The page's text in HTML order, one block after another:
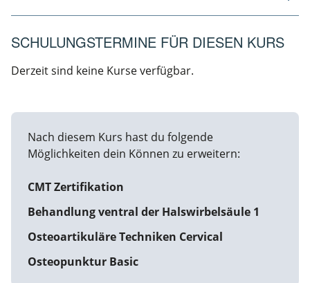
SCHULUNGSTERMINE FÜR DIESEN KURS
Derzeit sind keine Kurse verfügbar.
Nach diesem Kurs hast du folgende
Möglichkeiten dein Können zu erweitern:
CMT Zertifikation
Behandlung ventral der Halswirbelsäule 1
Osteoartikuläre Techniken Cervical
Osteopunktur Basic